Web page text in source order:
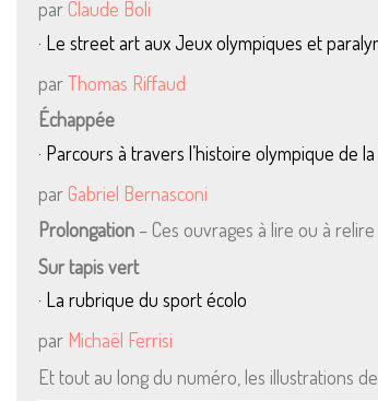
par Claude Boli
· Le street art aux Jeux olympiques et
parThomas Riffaud
Échappée
· Parcours à travers l’histoire olympique de
par Gabriel Bernasconi
Prolongation – Ces ouvrages à lire ou à relire
Sur tapis vert
· La rubrique du sport écolo
par Michaël Ferrisi
Et tout au long du numéro, les illustrations de